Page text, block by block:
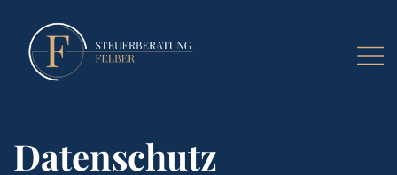
Datenschutz